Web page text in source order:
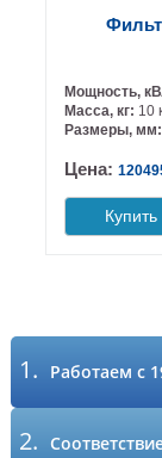
Мощность,
Масса, кг: 10
Размеры, мм:
Цена:
Купить
1. Работаем с
2.